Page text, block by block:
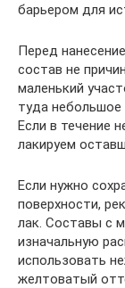
барьером для
Перед
состав не
маленький
туда
Если в течение
лакируем
Если нужно
поверхности,
лак. Составы с
изначальную
использовать
желтоватый